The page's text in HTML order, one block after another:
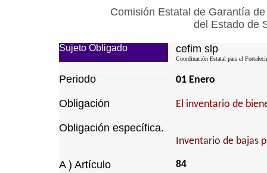
Comisión Estatal de Garantía
del Estado de
Sujeto Obligado cefim slp
Coordinación Estatal para el
Periodo 01 Enero
Obligación El inventario de
Obligación específica.
Inventario de bajas
A ) Artículo 84